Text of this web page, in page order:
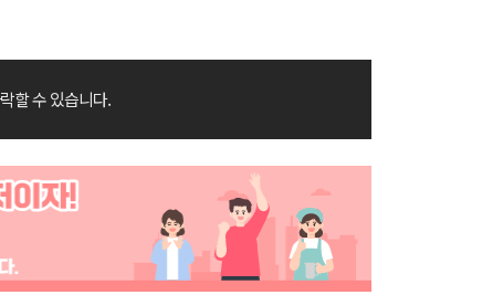
할 수 있습니다.